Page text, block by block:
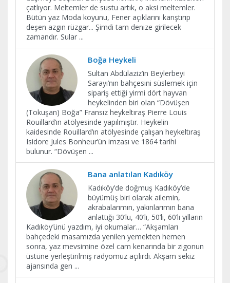
çatlıyor. Meltemler de sustu artık, o aksi meltemler.
Bütün yaz Moda koyunu, Fener açıklarını karıştırıp
deşen azgın rüzgar... Şimdi tam denize girilecek
zamandır. Sular ...
Boğa Heykeli
Sultan Abdülaziz’in Beylerbeyi
Sarayı’nın bahçesini süslemek için
sipariş ettiği yirmi dört hayvan
heykelinden biri olan “Dövüşen
(Tokuşan) Boğa” Fransız heykeltıraş Pierre Louis
Rouillard’ın atölyesinde yapılmıştır. Heykelin
kaidesinde Rouillard’ın atölyesinde çalışan heykeltıraş
Isidore Jules Bonheur’ün imzası ve 1864 tarihi
bulunur. “Dövüşen ...
Bana anlatılan Kadıköy
Kadıköy’de doğmuş Kadıköy’de
büyümüş biri olarak ailemin,
akrabalarımın, yakınlarımın bana
anlattığı 30’lu, 40’lı, 50’li, 60’lı yılların
Kadıköy’ünü yazdım, iyi okumalar… “Akşamları
bahçedeki masamızda yenilen yemekten hemen
sonra, yaz mevsimine özel cam kenarında bir zigonun
üstüne yerleştirilmiş radyomuz açılırdı. Akşam sekiz
ajansında gen ...